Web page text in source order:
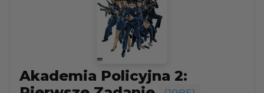
Akademia Policyjna 2: